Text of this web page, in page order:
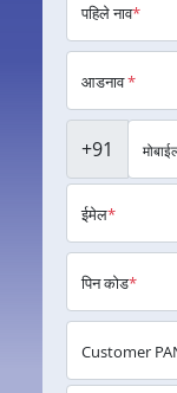
पहिले नाव*
आडनाव*
+91
ईमेल*
पिन कोड*
Customer